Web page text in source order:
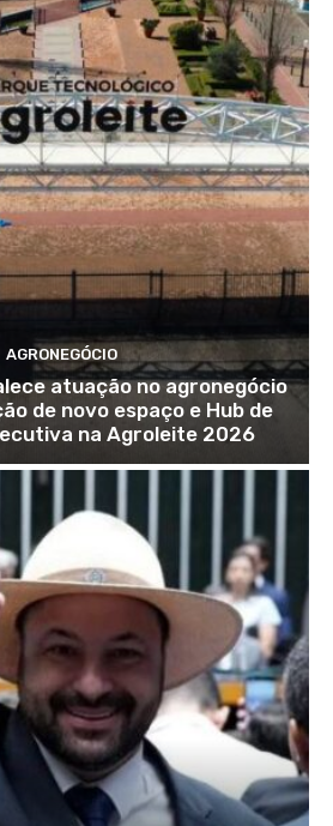
AGRONEGÓCIO
atuação no agronegócio
de novo espaço e Hub de
na Agroleite 2026